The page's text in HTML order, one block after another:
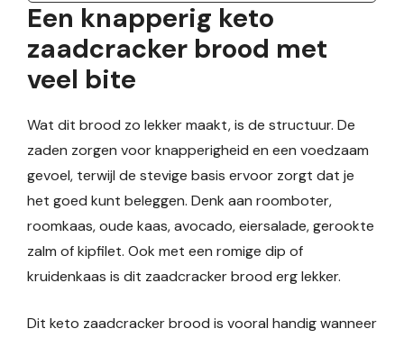
Een knapperig keto
zaadcracker brood met
veel bite
Wat dit brood zo lekker maakt, is de structuur. De
zaden zorgen voor knapperigheid en een voedzaam
gevoel, terwijl de stevige basis ervoor zorgt dat je
het goed kunt beleggen. Denk aan roomboter,
roomkaas, oude kaas, avocado, eiersalade, gerookte
zalm of kipfilet. Ook met een romige dip of
kruidenkaas is dit zaadcracker brood erg lekker.
Dit keto zaadcracker brood is vooral handig wanneer